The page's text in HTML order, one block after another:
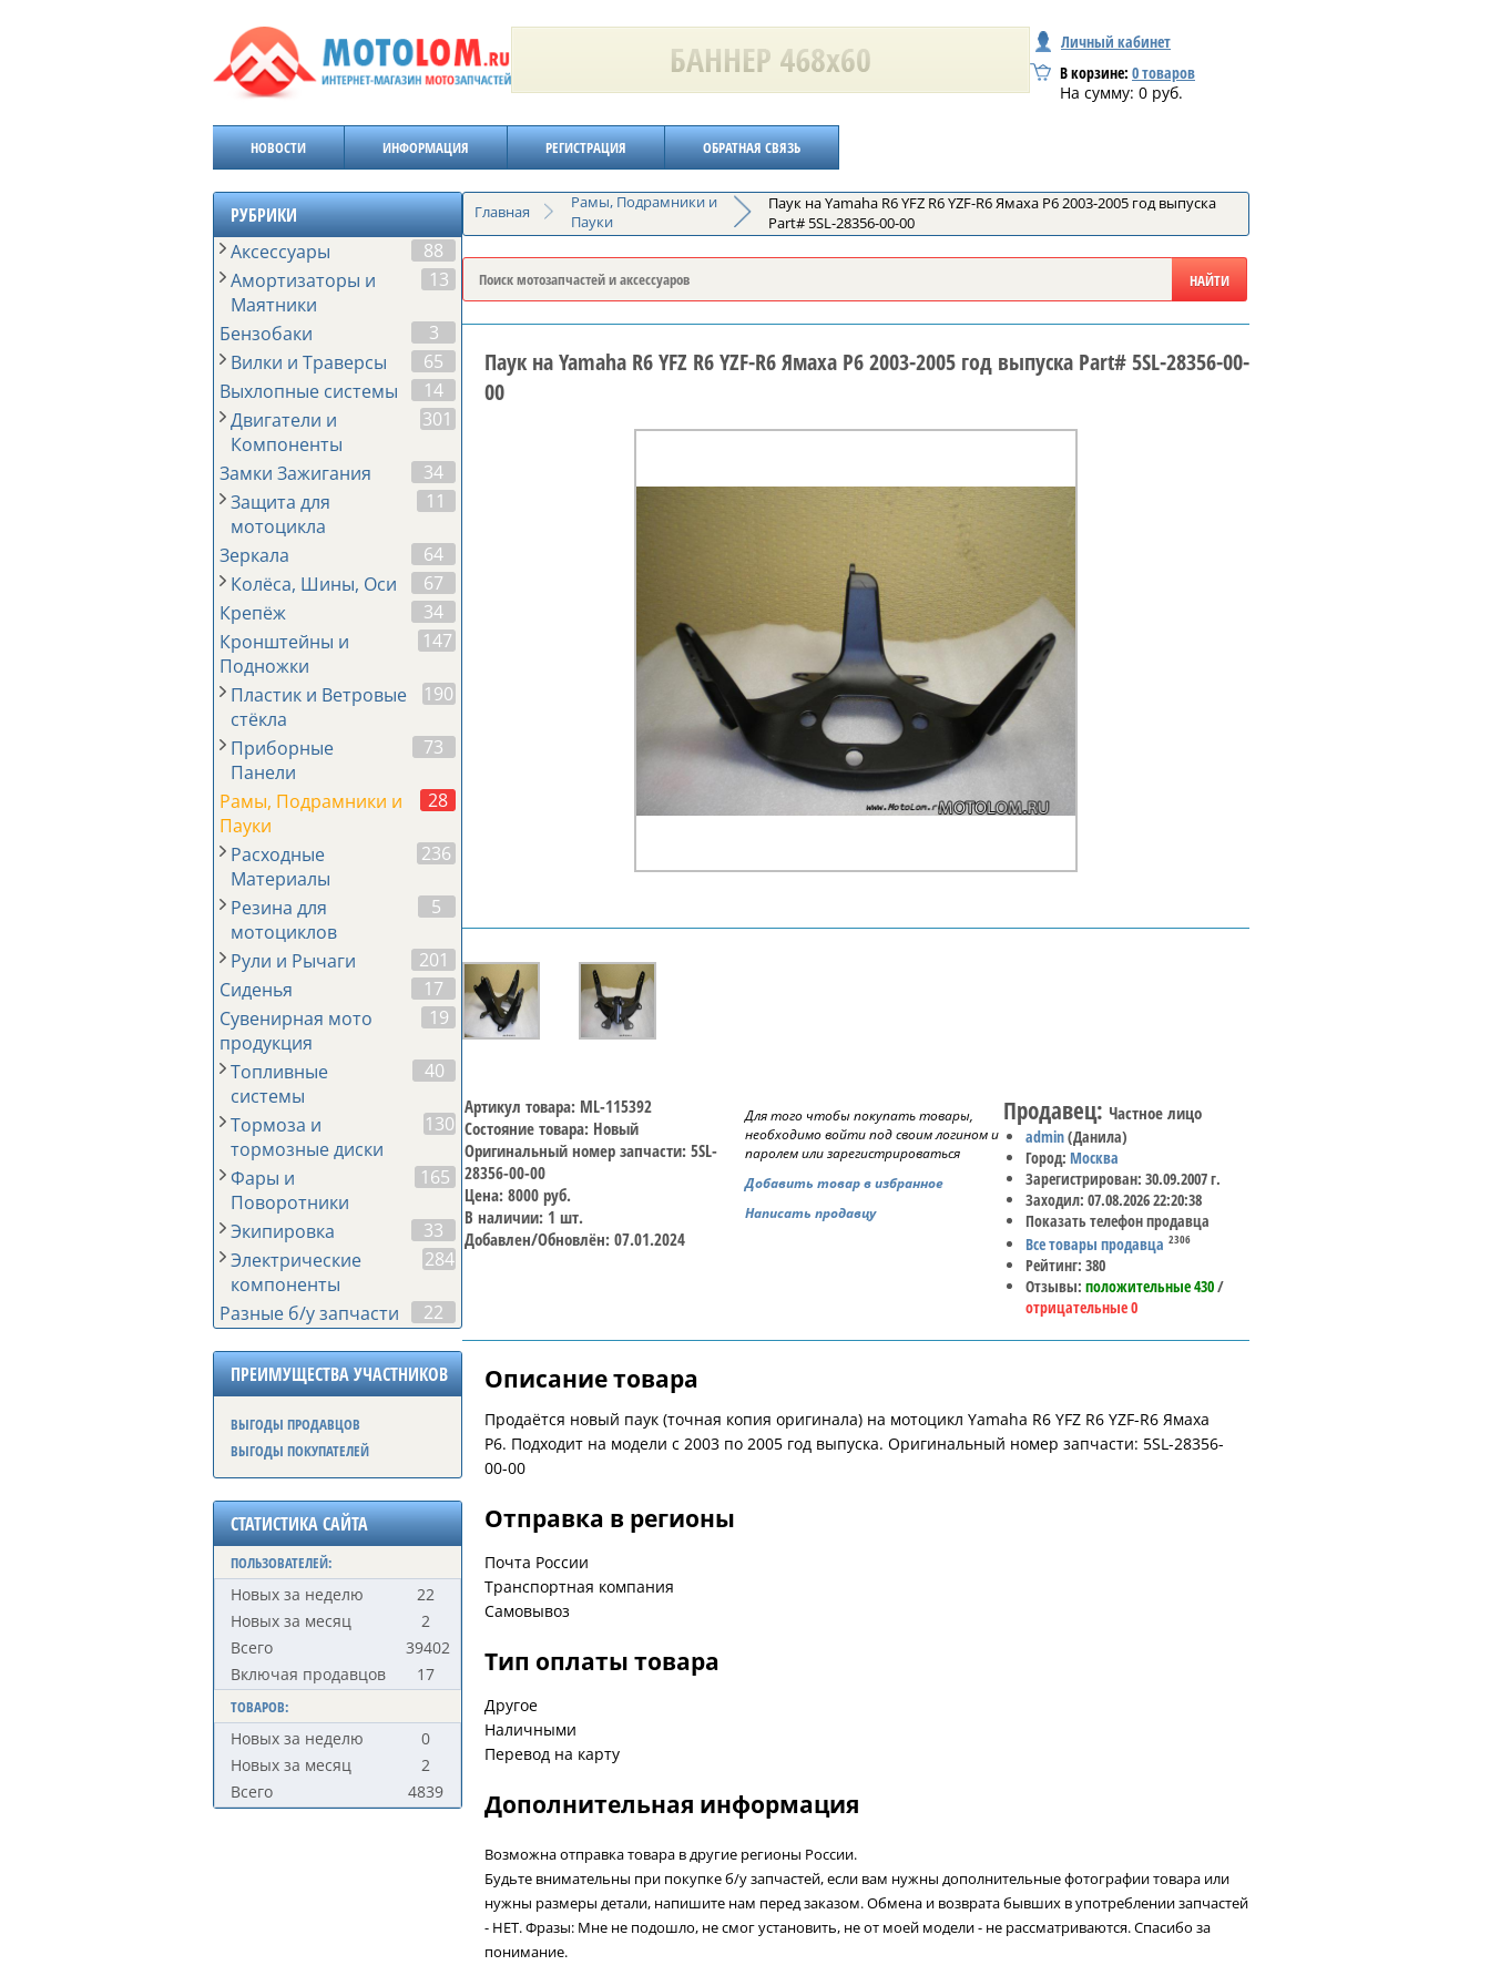
Личный кабинет
В корзине: 0товаров
На сумму: 0 руб.
НОВОСТИ ИНФОРМАЦИЯ РЕГИСТРАЦИЯ ОБРАТНАЯ СВЯЗЬ
РУБРИКИ
Аксессуары
88
Амортизаторы и
Маятники
13
Бензобаки
3
Вилки и Траверсы
65
Выхлопные системы
14
Двигатели и
Компоненты
301
Замки Зажигания
34
Защита для
мотоцикла
11
Зеркала
64
Колёса, Шины, Оси
67
Крепёж
34
Кронштейны и
Подножки
147
Пластик и Ветровые
стёкла
190
Приборные
Панели
73
Рамы, Подрамники и
Пауки
28
Расходные
Материалы
236
Резина для
мотоциклов
5
Рули и Рычаги
201
Сиденья
17
Сувенирная мото
продукция
19
Топливные
системы
40
Тормоза и
тормозные диски
130
Фары и
Поворотники
165
Экипировка
33
Электрические
компоненты
284
Разные б/у запчасти 22
ПРЕИМУЩЕСТВА УЧАСТНИКОВ
ВЫГОДЫ ПРОДАВЦОВ
ВЫГОДЫ ПОКУПАТЕЛЕЙ
СТАТИСТИКА САЙТА
ПОЛЬЗОВАТЕЛЕЙ:
Новых за неделю
22
Новых за месяц
2
Всего
39402
Включая продавцов
17
ТОВАРОВ:
Новых за неделю
0
Новых за месяц
2
Всего
4839
Главная
Рамы, Подрамники и
Пауки
Паук на Yamaha R6 YFZ R6 YZF-R6 Ямаха Р6 2003-2005 год выпуска
Part# 5SL-28356-00-00
Паук на Yamaha R6 YFZ R6 YZF-R6 Ямаха Р6 2003-2005 год выпуска Part# 5SL-28356-00-
00
Артикул товара: ML-115392
Состояние товара: Новый
Оригинальный номер запчасти: 5SL-
28356-00-00
Цена: 8000 руб.
В наличии: 1 шт.
Добавлен/Обновлён: 07.01.2024
Для того чтобы покупать товары,
необходимо войти под своим логином и
паролем или зарегистрироваться
Добавить товар в избранное
Написать продавцу
Продавец: Частное лицо
admin(Данила)
Город: Москва
Зарегистрирован: 30.09.2007 г.
Заходил: 07.08.2026 22:20:38
Показать телефон продавца
Все товары продавца 2306
Рейтинг: 380
Отзывы:положительные 430/
отрицательные 0
Описание товара
Продаётся новый паук (точная копия оригинала) на мотоцикл Yamaha R6 YFZ R6 YZF-R6 Ямаха
Р6. Подходит на модели с 2003 по 2005 год выпуска. Оригинальный номер запчасти: 5SL-28356-
00-00
Отправка в регионы
Почта России
Транспортная компания
Самовывоз
Тип оплаты товара
Другое
Наличными
Перевод на карту
Дополнительная информация
Возможна отправка товара в другие регионы России.
Будьте внимательны при покупке б/у запчастей, если вам нужны дополнительные фотографии товара или
нужны размеры детали, напишите нам перед заказом. Обмена и возврата бывших в употреблении запчастей
- НЕТ. Фразы: Мне не подошло, не смог установить, не от моей модели - не рассматриваются. Спасибо за
понимание.